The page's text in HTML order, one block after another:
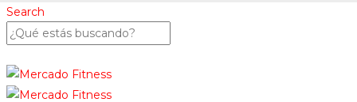
Search